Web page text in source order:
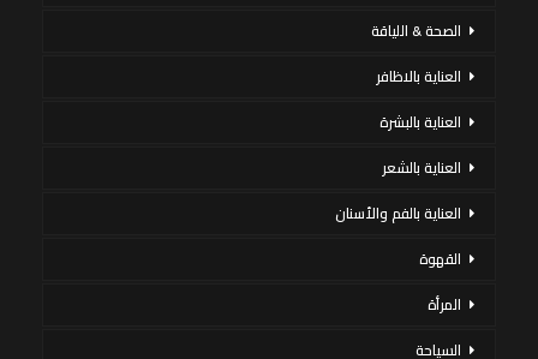
الصحة & اللياقة
العناية بالاظافر
العناية بالبشرة
العناية بالشعر
العناية بالفم والأسنان
القهوة
المرأة
السياحة